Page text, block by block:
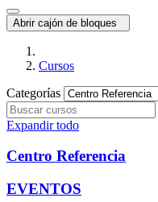
Abrir cajón de bloques
Cursos
Categorías
Expandir todo
Centro Referencia
EVENTOS